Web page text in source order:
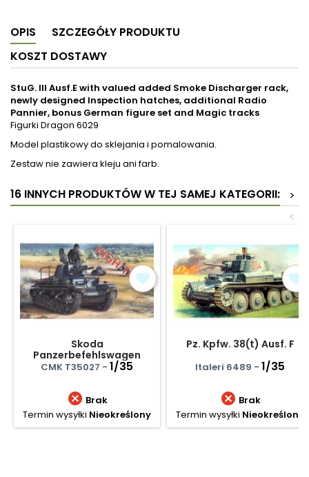
OPIS
SZCZEGÓŁY PRODUKTU
KOSZT DOSTAWY
StuG. III Ausf.E with valued added Smoke Discharger rack,
newly designed Inspection hatches, additional Radio
Pannier, bonus German figure set and Magic tracks
Figurki Dragon 6029
Model plastikowy do sklejania i pomalowania.
Zestaw nie zawiera kleju ani farb.
16 INNYCH PRODUKTÓW W TEJ SAMEJ KATEGORII:
>
<
Skoda
Panzerbefehlswagen
35(t)
CMK T35027 - 1/35
 Brak
Termin wysyłki Nieokreślony
Pz. Kpfw. 38(t) Ausf. F
Italeri 6489 - 1/35
 Brak
Termin wysyłki Nieokreślony